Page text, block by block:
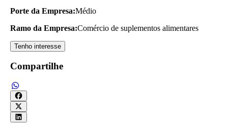
Porte da Empresa:Médio
Ramo da Empresa:Comércio de suplementos alimentares
Tenho interesse
Compartilhe